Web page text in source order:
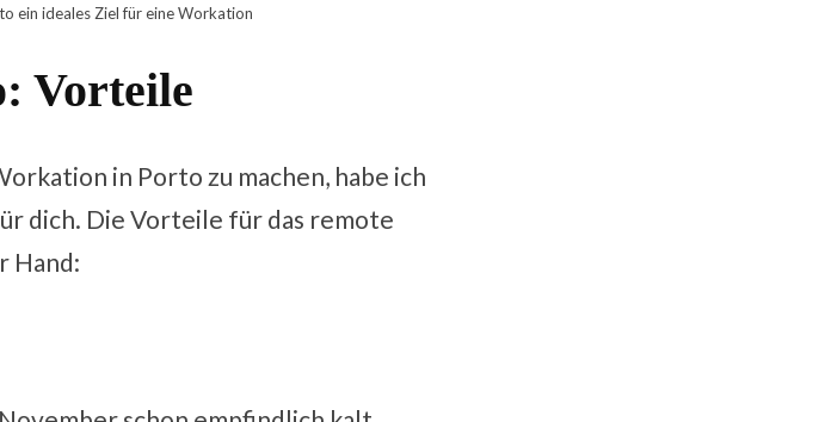
ein ideales Ziel für eine Workation
Vorteile
in Porto zu machen, habe ich
dich. Die Vorteile für das remote
Hand: